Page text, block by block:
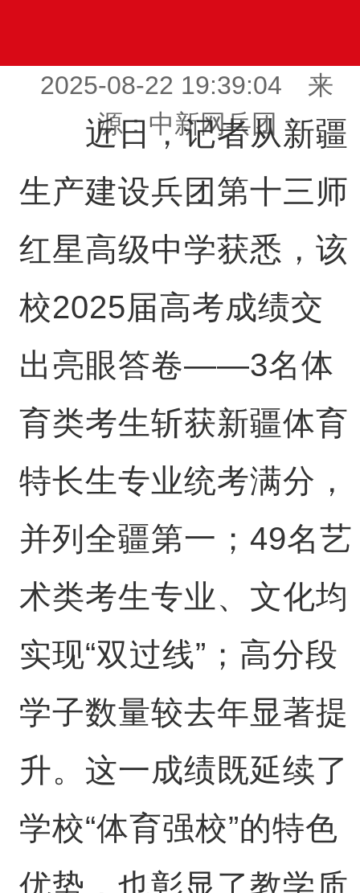
2025-08-22 19:39:04 来
源：中新网兵团
近日，记者从新疆
生产建设兵团第十三师
红星高级中学获悉，该
校2025届高考成绩交
出亮眼答卷——3名体
育类考生斩获新疆体育
特长生专业统考满分，
并列全疆第一；49名艺
术类考生专业、文化均
实现“双过线”；高分段
学子数量较去年显著提
升。这一成绩既延续了
学校“体育强校”的特色
优势，也彰显了教学质